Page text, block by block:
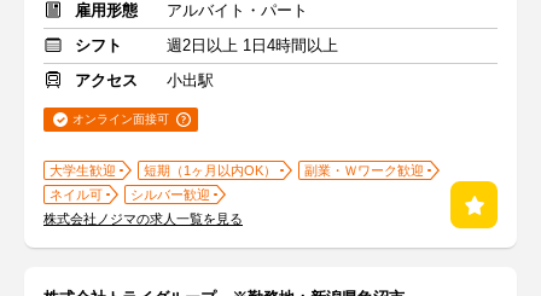
雇用形態
アルバイト・パート
シフト
週2日以上 1日4時間以上
アクセス
小出駅
オンライン面接可
大学生歓迎 短期（1ヶ月以内OK）
副業・Ｗワーク歓迎
ネイル可
シルバー歓迎
株式会社ノジマの求人一覧を見る